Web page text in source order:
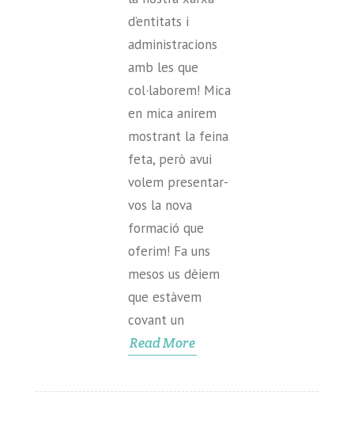
d’entitats i
administracions
amb les que
col·laborem! Mica
en mica anirem
mostrant la feina
feta, però avui
volem presentar-
vos la nova
formació que
oferim! Fa uns
mesos us dèiem
que estàvem
covant un
Read More